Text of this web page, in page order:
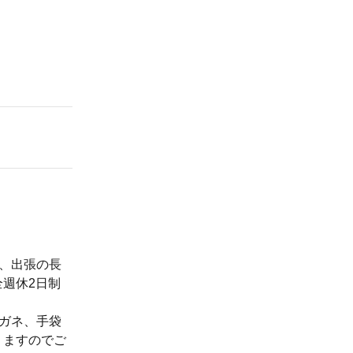
出張の長
休2日制
ネ、手袋
すのでご